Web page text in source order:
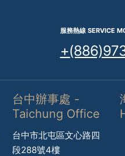
服務熱線 SERVICE
台中辦事處 -
Taichung Office
台中市北屯區文心路四
段288號4樓